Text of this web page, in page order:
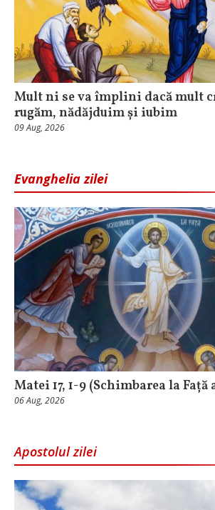
Mult ni se va împlini dacă mult
rugăm, nădăjduim și iubim
09 Aug, 2026
Evanghelia zilei
Matei 17, 1-9 (Schimbarea la
06 Aug, 2026
Apostolul zilei